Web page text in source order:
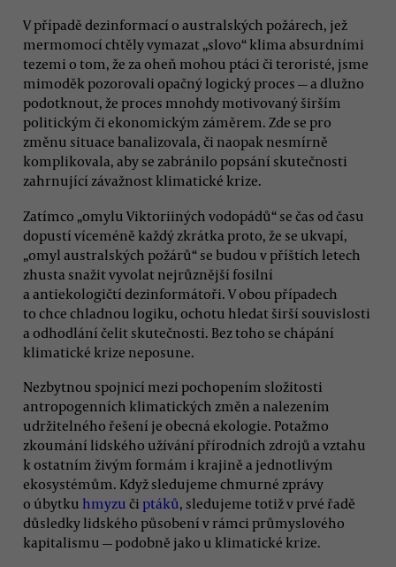
V případě dezinformací o australských požárech, jež
mermomocí chtěly vymazat „slovo“ klima absurdními
tezemi o tom, že za oheň mohou ptáci či teroristé, jsme
mimoděk pozorovali opačný logický proces — a dlužno
podotknout, že proces mnohdy motivovaný širším
politickým či ekonomickým záměrem. Zde se pro
změnu situace banalizovala, či naopak nesmírně
komplikovala, aby se zabránilo popsání skutečnosti
zahrnující závažnost klimatické krize.
Zatímco „omylu Viktoriiných vodopádů“ se čas od času
dopustí víceméně každý zkrátka proto, že se ukvapí,
„omyl australských požárů“ se budou v příštích letech
zhusta snažit vyvolat nejrůznější fosilní
a antiekologičtí dezinformátoři. V obou případech
to chce chladnou logiku, ochotu hledat širší souvislosti
a odhodlání čelit skutečnosti. Bez toho se chápání
klimatické krize neposune.
Nezbytnou spojnicí mezi pochopením složitosti
antropogenních klimatických změn a nalezením
udržitelného řešení je obecná ekologie. Potažmo
zkoumání lidského užívání přírodních zdrojů a vztahu
k ostatním živým formám i krajině a jednotlivým
ekosystémům. Když sledujeme chmurné zprávy
o úbytku hmyzu či ptáků, sledujeme totiž v prvé řadě
důsledky lidského působení v rámci průmyslového
kapitalismu — podobně jako u klimatické krize.